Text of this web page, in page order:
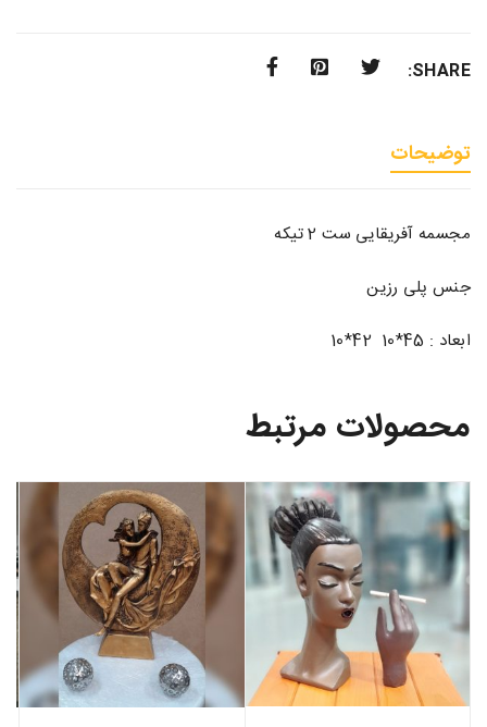
SHARE:
توضیحات
مجسمه آفریقایی ست 2 تیکه
جنس پلی رزین
ابعاد : 45*10 42*10
محصولات مرتبط